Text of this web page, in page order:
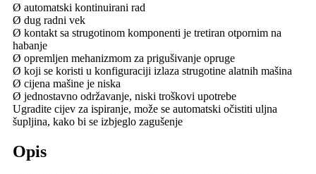
Ø automatski kontinuirani rad
Ø dug radni vek
Ø kontakt sa strugotinom komponenti je tretiran otpornim na
habanje
Ø opremljen mehanizmom za prigušivanje opruge
Ø koji se koristi u konfiguraciji izlaza strugotine alatnih mašina
Ø cijena mašine je niska
Ø jednostavno održavanje, niski troškovi upotrebe
Ugradite cijev za ispiranje, može se automatski očistiti uljna
šupljina, kako bi se izbjeglo zagušenje
Opis